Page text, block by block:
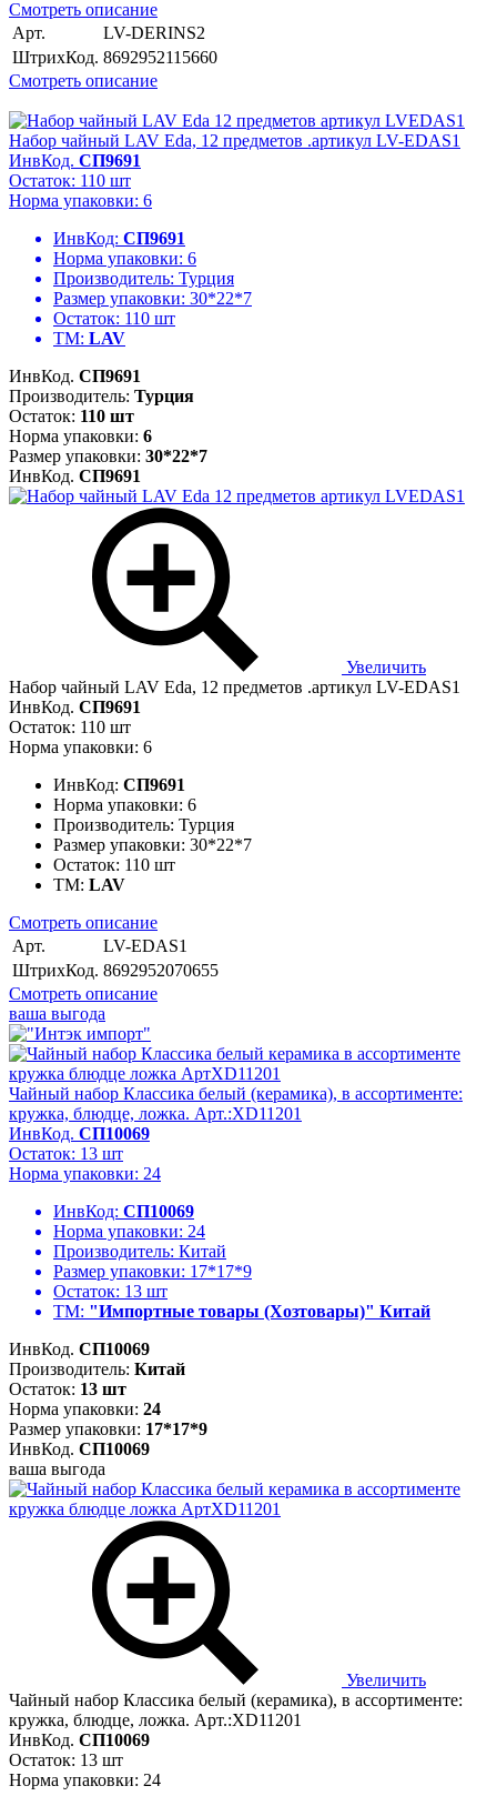
Смотреть описание
Арт.
LV-DERINS2
ШтрихКод. 8692952115660
Смотреть описание
Набор чайный LAV Eda, 12 предметов .артикул LV-EDAS1
ИнвКод. СП9691
Остаток: 110 шт
Норма упаковки: 6
ИнвКод: СП9691
Норма упаковки: 6
Производитель: Турция
Размер упаковки: 30*22*7
Остаток: 110 шт
ТМ: LAV
ИнвКод. СП9691
Производитель: Турция
Остаток: 110 шт
Норма упаковки: 6
Размер упаковки: 30*22*7
ИнвКод. СП9691
Увеличить
Набор чайный LAV Eda, 12 предметов .артикул LV-EDAS1
ИнвКод. СП9691
Остаток: 110 шт
Норма упаковки: 6
ИнвКод: СП9691
Норма упаковки: 6
Производитель: Турция
Размер упаковки: 30*22*7
Остаток: 110 шт
ТМ: LAV
Смотреть описание
Арт.
LV-EDAS1
ШтрихКод. 8692952070655
Смотреть описание
ваша выгода
Чайный набор Классика белый (керамика), в ассортименте:
кружка, блюдце, ложка. Арт.:XD11201
ИнвКод. СП10069
Остаток: 13 шт
Норма упаковки: 24
ИнвКод: СП10069
Норма упаковки: 24
Производитель: Китай
Размер упаковки: 17*17*9
Остаток: 13 шт
ТМ: "Импортные товары (Хозтовары)" Китай
ИнвКод. СП10069
Производитель: Китай
Остаток: 13 шт
Норма упаковки: 24
Размер упаковки: 17*17*9
ИнвКод. СП10069
ваша выгода
Увеличить
Чайный набор Классика белый (керамика), в ассортименте:
кружка, блюдце, ложка. Арт.:XD11201
ИнвКод. СП10069
Остаток: 13 шт
Норма упаковки: 24